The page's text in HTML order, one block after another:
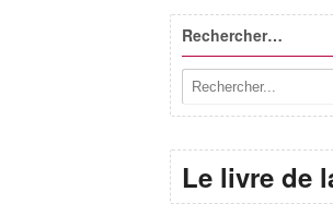
Rechercher…
Le livre de